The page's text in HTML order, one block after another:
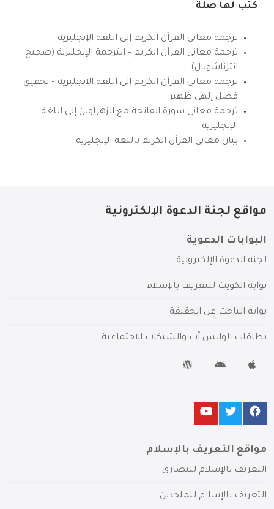
كتب لها صلة
ترجمة معاني القرآن الكريم إلى اللغة الإنجليزية
ترجمة معاني القرآن الكريم – الترجمة الإنجليزية (صحيح
انترناشونال)
ترجمة معاني القرآن الكريم إلى اللغة الإنجليزية – تحقيق
فضل إلهي ظهير
ترجمة معاني سورة الفاتحة مع الزهراوين إلى اللغة
الإنجليزية
بيان معاني القرآن الكريم باللغة الإنجليزية
مواقع لجنة الدعوة الإلكترونية
البوابات الدعوية
لجنة الدعوة الإلكترونية
بوابة الكويت للتعريف بالإسلام
بوابة الباحث عن الحقيقة
بطاقات الواتس آب والشبكات الاجتماعية
مواقع التعريف بالإسلام
التعريف بالإسلام للنصارى
التعريف بالإسلام للملحدين